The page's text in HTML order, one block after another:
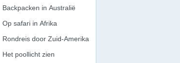
Backpacken in Australië
Op safari in Afrika
Rondreis door Zuid-Amerika
Het poollicht zien